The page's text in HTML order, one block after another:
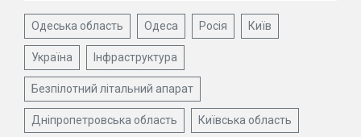
Одеська область Одеса Росія Київ
Україна Інфраструктура
Безпілотний літальний апарат
Дніпропетровська область Київська область